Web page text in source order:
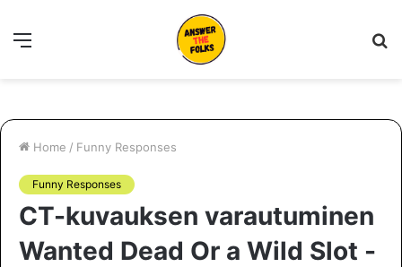
Menu
Home / Funny Responses
Funny Responses
CT-kuvauksen varautuminen
Wanted Dead Or a Wild Slot -